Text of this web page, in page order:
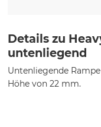
Details zu
untenliegend
Untenliegende
Höhe von 22 mm.